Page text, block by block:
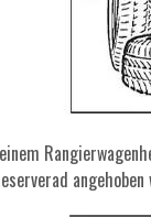
angehoben